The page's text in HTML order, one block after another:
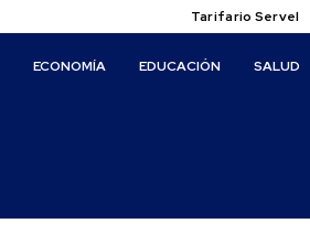
Tarifario Servel
ECONOMÍA EDUCACIÓN SALUD